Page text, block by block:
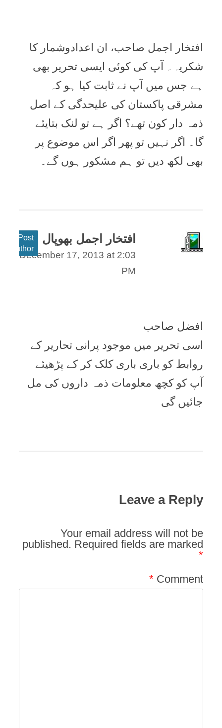
افتخار اجمل صاحب، ان اعدادوشمار کا
شکریہ۔ آپ کی کوئی ایسی تحریر بھی
ہے جس میں آپ نے ثابت کیا ہو کہ
مشرقی پاکستان کی علیحدگی کے اصل
ذمہ دار کون تھے؟ اگر ہے تو لنک بتایئے
گا۔ اگر نہیں تو پھر اگر اس موضوع پر
بھی لکھ دیں تو ہم مشکور ہوں گے۔
افتخار اجمل بھوپال
Post
author
December 17, 2013 at 2:03
PM
افضل صاحب
اسی تحریر میں موجود پرانی تحاریر کے
روابط کو باری باری کلک کر کے پڑھیئے
آپ کو کچھ معلومات ذمہ داروں کی مل
جائیں گی
Leave a Reply
Your email address will not be
published. Required fields are marked
*
Comment
*